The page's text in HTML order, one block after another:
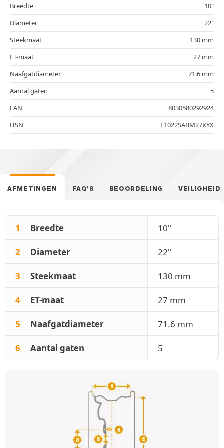
Breedte
10"
Diameter
22"
Steekmaat
130 mm
ET-maat
27 mm
Naafgatdiameter
71.6 mm
Aantal gaten
5
EAN
8030580292924
HSN
F1022SABM27KYX
AFMETINGEN FAQ’S BEOORDELING VEILIGHEID
1 Breedte 10"
2 Diameter 22"
3 Steekmaat 130 mm
4 ET-maat 27 mm
5 Naafgatdiameter 71.6 mm
6 Aantal gaten 5